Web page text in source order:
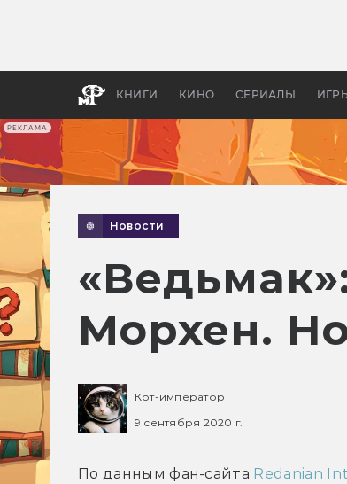
РЕКЛАМА
КНИГИ КИНО СЕРИАЛЫ
Новости
Морхен.
Кот-император
9 сентября 2020 г.
По данным фан-сайта Redanian